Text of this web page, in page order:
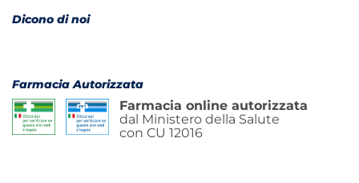
Dicono di noi
Farmacia Autorizzata
Farmacia online autorizzata
dal Ministero della Salute
con CU 12016